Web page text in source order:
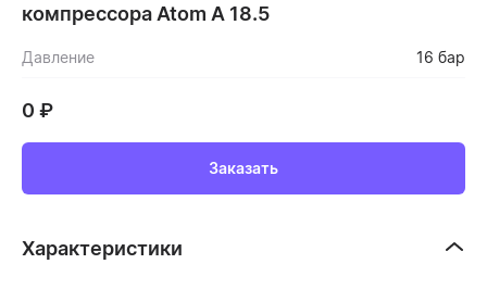
компрессора Atom A 18.5
Давление 16 бар
0 ₽
Заказать
Характеристики